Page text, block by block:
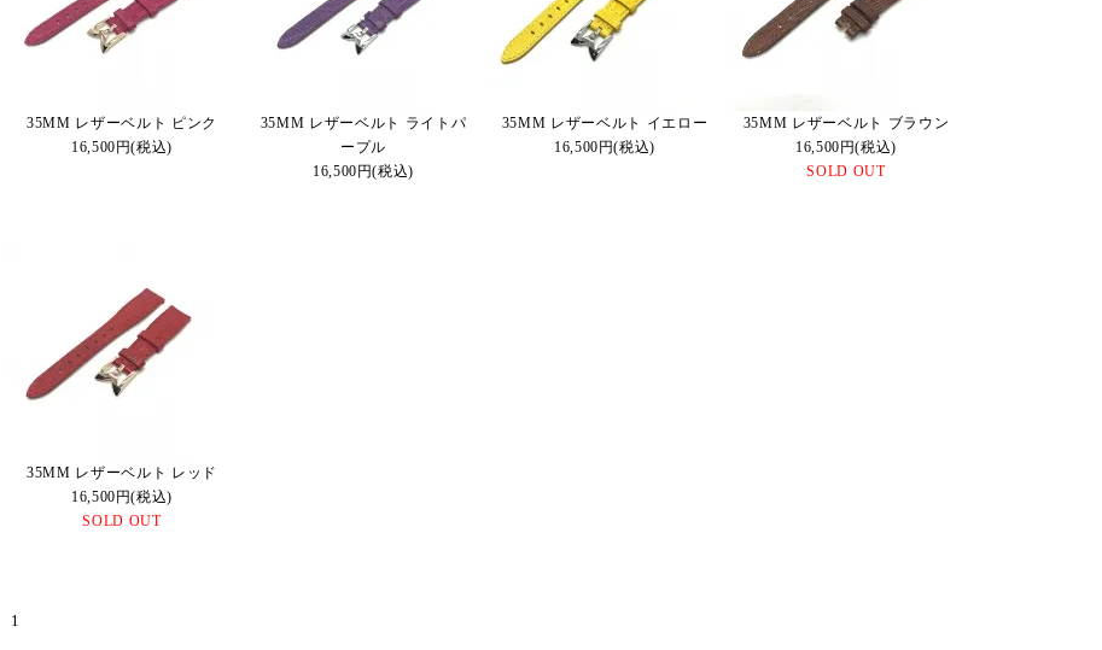
35MM レザーベルト ピンク
16,500円(税込)
35MM レザーベルト ライトパ
ープル
16,500円(税込)
35MM レザーベルト イエロー
16,500円(税込)
35MM レザーベルト ブラウン
16,500円(税込)
SOLD OUT
35MM レザーベルト レッド
16,500円(税込)
SOLD OUT
1